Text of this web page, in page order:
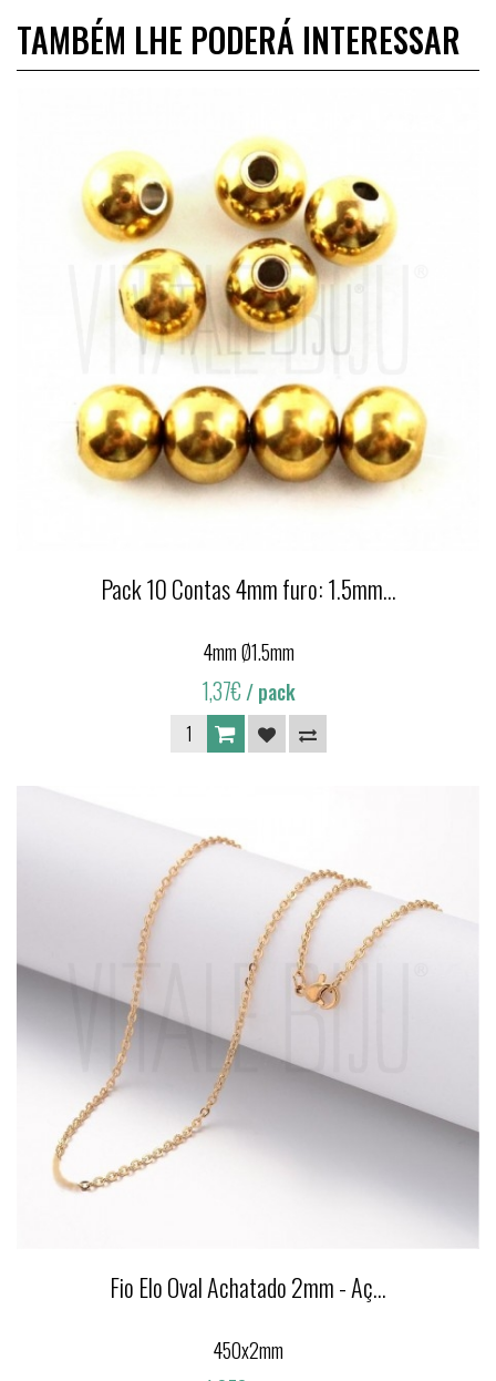
TAMBÉM LHE PODERÁ INTERESSAR
Pack 10 Contas 4mm furo: 1.5mm...
4mm Ø1.5mm
1,37€/ pack
Fio Elo Oval Achatado 2mm - Aç...
450x2mm